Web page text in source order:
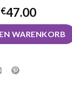
€47.00
Menge
WARENKORB